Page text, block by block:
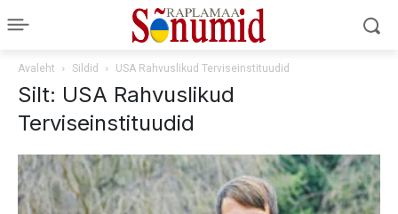
Avaleht Sildid USA Rahvuslikud Terviseinstituudid
Silt: USA Rahvuslikud
Terviseinstituudid